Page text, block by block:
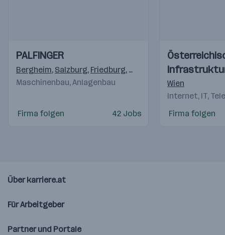
Videos
Einblicke
Einblicke
PALFINGER
Bergheim, Salzburg, Friedburg, Köstendorf,Elsbethen/
Maschinenbau, Anlagenbau
Firma folgen 42 Jobs
Videos
Einblicke
Einblicke
Wien
Internet, IT,
Firma folgen
Über karriere.at
Für Arbeitgeber
Partner und Portale